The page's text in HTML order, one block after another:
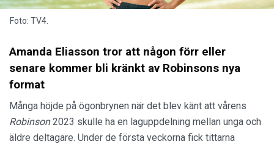
Foto: TV4.
Amanda Eliasson tror att någon förr eller
senare kommer bli kränkt av Robinsons nya
format
Många höjde på ögonbrynen när det blev känt att vårens
Robinson2023 skulle ha en laguppdelning mellan unga och
äldre deltagare. Under de första veckorna fick tittarna